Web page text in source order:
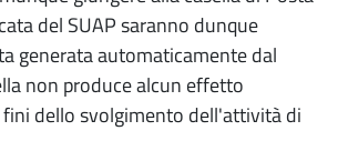
del SUAP saranno dunque
generata automaticamente dal
non produce alcun effetto
dello svolgimento dell'attività di